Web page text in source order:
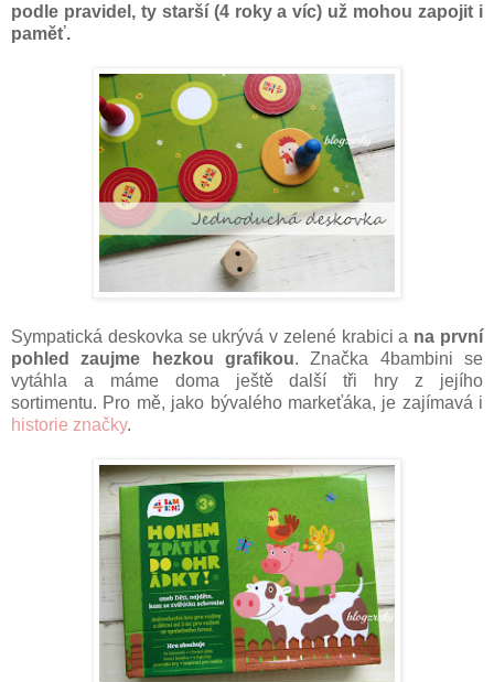
podle pravidel, ty starší (4 roky a víc) už mohou zapojit i
paměť.
Sympatická deskovka se ukrývá v zelené krabici a na první
pohled zaujme hezkou grafikou. Značka 4bambini se
vytáhla a máme doma ještě další tři hry z jejího
sortimentu. Pro mě, jako bývalého markeťáka, je zajímavá i
historie značky.